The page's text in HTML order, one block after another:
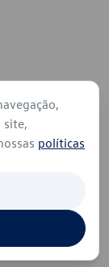
site,
políticas